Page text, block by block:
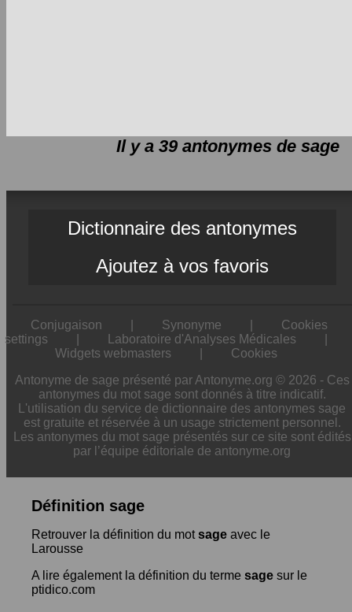
Il y a 39 antonymes de sage
Dictionnaire des antonymes
Ajoutez à vos favoris
Conjugaison Synonyme
Cookies
settings
Laboratoire d'Analyses Médicales
Widgets webmasters
Cookies
Antonyme de sage présenté par Antonyme.org © 2026 - Ces
antonymes du mot sage sont donnés à titre indicatif.
L'utilisation du service de dictionnaire des antonymes sage
est gratuite et réservée à un usage strictement personnel.
Les antonymes du mot sage présentés sur ce site sont édités
par l’équipe éditoriale de antonyme.org
Définition sage
Retrouver la définition du motsage avec le
Larousse
A lire également la définition du terme sage sur le
ptidico.com